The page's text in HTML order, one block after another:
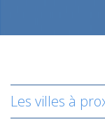
Les villes à